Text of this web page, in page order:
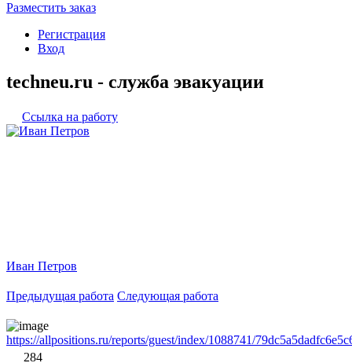
Разместить заказ
Регистрация
Вход
techneu.ru - служба эвакуации
Ссылка на работу
Иван Петров
Предыдущая работа Следующая работа
https://allpositions.ru/reports/guest/index/1088741/
284